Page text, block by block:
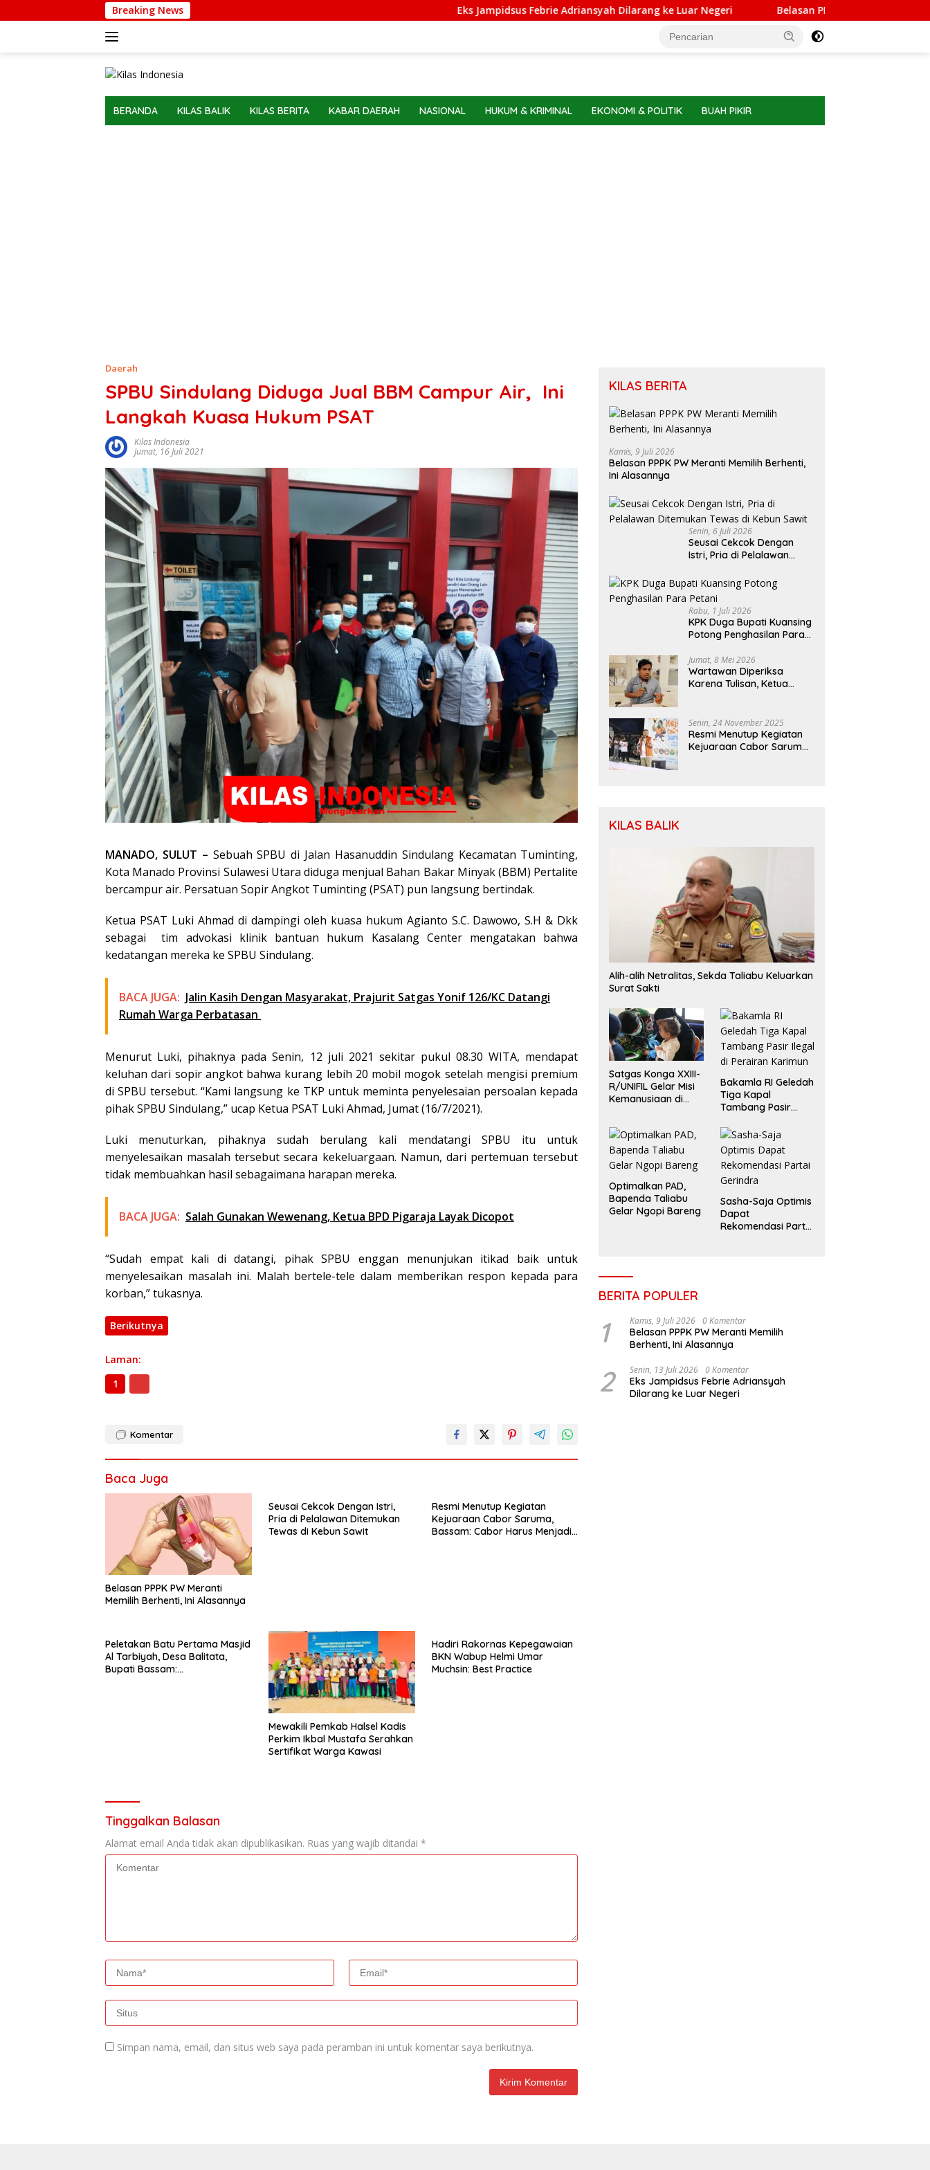
ke
Breaking News Eks Jampidsus Febrie Adriansyah Dilarang ke Luar Negeri Belasan PPPK PW Meranti Memilih
BERANDA KILAS BALIK KILAS BERITA KABAR DAERAH NASIONAL HUKUM & KRIMINAL EKONOMI & POLITIK BUAH PIKIR
Daerah
SPBU Sindulang Diduga Jual BBM Campur Air, Ini
Langkah Kuasa Hukum PSAT
Kilas Indonesia
Jumat, 16 Juli 2021
MANADO, SULUT – Sebuah SPBU di Jalan Hasanuddin Sindulang Kecamatan Tuminting,
Kota Manado Provinsi Sulawesi Utara diduga menjual Bahan Bakar Minyak (BBM) Pertalite
bercampur air. Persatuan Sopir Angkot Tuminting (PSAT) pun langsung bertindak.
Ketua PSAT Luki Ahmad di dampingi oleh kuasa hukum Agianto S.C. Dawowo, S.H & Dkk
sebagai tim advokasi klinik bantuan hukum Kasalang Center mengatakan bahwa
kedatangan mereka ke SPBU Sindulang.
BACA JUGA: Jalin Kasih Dengan Masyarakat, Prajurit Satgas Yonif 126/KC Datangi
Rumah Warga Perbatasan
Menurut Luki, pihaknya pada Senin, 12 juli 2021 sekitar pukul 08.30 WITA, mendapat
keluhan dari sopir angkot bahwa kurang lebih 20 mobil mogok setelah mengisi premium
di SPBU tersebut. “Kami langsung ke TKP untuk meminta penyelesaian persoalan kepada
pihak SPBU Sindulang,” ucap Ketua PSAT Luki Ahmad, Jumat (16/7/2021).
Luki menuturkan, pihaknya sudah berulang kali mendatangi SPBU itu untuk
menyelesaikan masalah tersebut secara kekeluargaan. Namun, dari pertemuan tersebut
tidak membuahkan hasil sebagaimana harapan mereka.
BACA JUGA: Salah Gunakan Wewenang, Ketua BPD Pigaraja Layak Dicopot
“Sudah empat kali di datangi, pihak SPBU enggan menunjukan itikad baik untuk
menyelesaikan masalah ini. Malah bertele-tele dalam memberikan respon kepada para
korban,” tukasnya.
Berikutnya
Laman:
1
Komentar
Baca Juga
Belasan PPPK PW Meranti
Memilih Berhenti, Ini Alasannya
Seusai Cekcok Dengan Istri,
Pria di Pelalawan Ditemukan
Tewas di Kebun Sawit
Resmi Menutup Kegiatan
Kejuaraan Cabor Saruma,
Bassam: Cabor Harus Menjadi
Peletakan Batu Pertama Masjid
Al Tarbiyah, Desa Balitata,
Bupati Bassam:
Mewakili Pemkab Halsel Kadis
Perkim Ikbal Mustafa Serahkan
Sertifikat Warga Kawasi
Hadiri Rakornas Kepegawaian
BKN Wabup Helmi Umar
Muchsin: Best Practice
Tinggalkan Balasan
Alamat email Anda tidak akan dipublikasikan. Ruas yang wajib ditandai *
Simpan nama, email, dan situs web saya pada peramban ini untuk komentar saya berikutnya.
KILAS BERITA
Kamis, 9 Juli 2026
Belasan PPPK PW Meranti Memilih Berhenti,
Ini Alasannya
Senin, 6 Juli 2026
Seusai Cekcok Dengan
Istri, Pria di Pelalawan
Sawit
Rabu, 1 Juli 2026
KPK Duga Bupati Kuansing
Potong Penghasilan Para
Jumat, 8 Mei 2026
Wartawan Diperiksa
Karena Tulisan, Ketua
Dewan Pers
Senin, 24 November 2025
Resmi Menutup Kegiatan
Kejuaraan Cabor Saruma,
KILAS BALIK
Alih-alih Netralitas, Sekda Taliabu Keluarkan
Surat Sakti
Satgas Konga XXIII-
R/UNIFIL Gelar Misi
Kemanusiaan di
Bakamla RI Geledah
Tiga Kapal
Tambang Pasir
Karimun
Optimalkan PAD,
Bapenda Taliabu
Gelar Ngopi Bareng
Sasha-Saja Optimis
Dapat
Rekomendasi Partai
BERITA POPULER
1 Kamis, 9 Juli 2026 0 Komentar
Belasan PPPK PW Meranti Memilih
Berhenti, Ini Alasannya
2 Senin, 13 Juli 2026 0 Komentar
Eks Jampidsus Febrie Adriansyah
Dilarang ke Luar Negeri